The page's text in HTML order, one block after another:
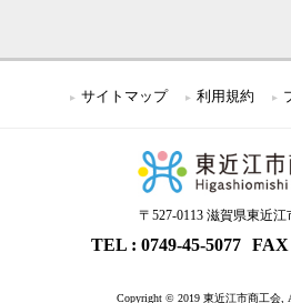
サイトマップ 利用規約
〒527-0113 滋賀県東近江
0749-45-5077 FAX
Copyright © 2019 東近江市商工会,